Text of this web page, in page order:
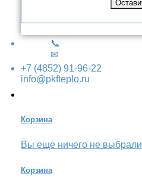
📞
✉
+7 (4852) 91-96-22
info@pkfteplo.ru
Корзина
Вы еще ничего не выбрали
Корзина